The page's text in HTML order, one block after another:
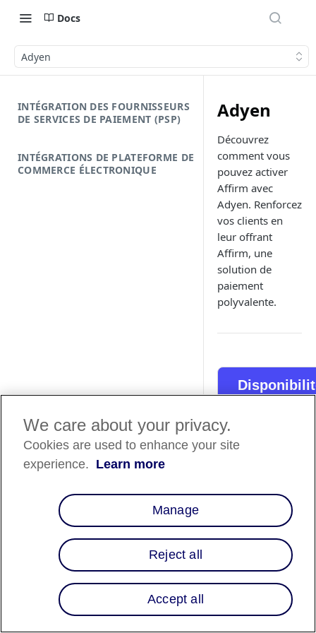
Docs
Adyen
INTÉGRATION DES FOURNISSEURS
DE SERVICES DE PAIEMENT (PSP)
INTÉGRATIONS DE PLATEFORME DE
COMMERCE ÉLECTRONIQUE
Adyen
Découvrez
comment vous
pouvez activer
Affirm avec
Adyen. Renforcez
vos clients en
leur offrant
Affirm, une
solution de
paiement
polyvalente.
Liste des pays
Aperçu
Affirm s'est associé
Adyen, un
paiement mondial
premier plan, pour
aux commerçants
options flexibles de
paiement différé et
We care about your privacy.
Cookies are used to enhance your site
experience. Learn more
Manage
Reject all
Accept all